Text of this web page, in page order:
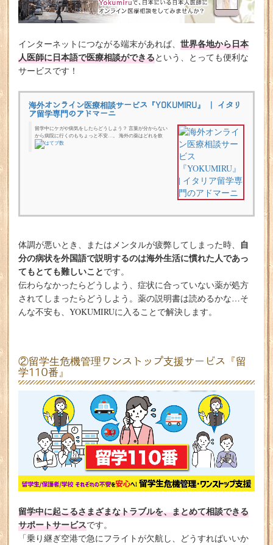
インターネットにつながる端末があれば、 世界各地から日本
人医師に日本語で医療相談ができるという、とっても便利な
サービスです！
海外オンライン医療相談サービス『YOKUMIRU』 | イタリ
ア留学専門のアドマーニ
留学中にケガや病気をしたらどうしよう？ 言葉が分からない
から病院に行くのもちょっと不安…。 海外の薬はどれを飲
体調が悪いとき、またはメンタルが疲弊してしまった時、
自
分の病状を外国語で説明するのは海外生活に慣れた人であっ
てもとても難しいことです。
伝わらなかったらどうしよう、症状に合っていない薬が処方
されてしまったらどうしよう。薬の説明書は読めるかな…そ
んな不安も、YOKUMIRUに入ることで解決します。
②留学生危機管理ワンストップ支援サービス『留
学110番』
留学中に起こるさまざまなトラブルを、まとめて相談できる
サポートサービスです。
「乗り継ぎ空港で急にフライトが欠航し、どうすればいいか